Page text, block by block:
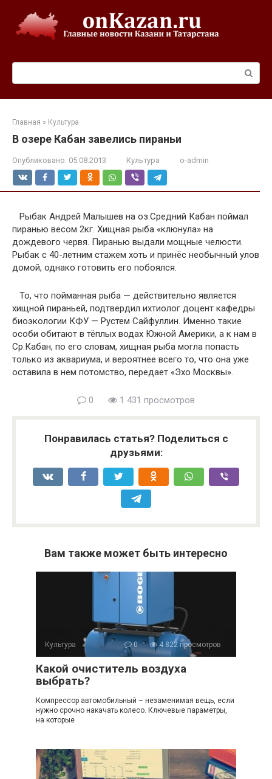
контенту
Главная » Культура
В озере Кабан завелись пираньи
Опубликовано: 05.08.2013 Культура o-admin
Рыбак Андрей Малышев на оз.Средний Кабан поймал
пиранью весом 2кг. Хищная рыба «клюнула» на
дождевого червя. Пиранью выдали мощные челюсти.
Рыбак с 40-летним стажем хоть и принёс необычный улов
домой, однако готовить его побоялся.
То, что пойманная рыба — действительно является
хищной пираньей, подтвердил ихтиолог доцент кафедры
биоэкологии КФУ — Рустем Сайфуллин. Именно такие
особи обитают в тёплых водах Южной Америки, а к нам в
Ср.Кабан, по его словам, хищная рыба могла попасть
только из аквариума, и вероятнее всего то, что она уже
оставила в нем потомство, передает «Эхо Москвы».
0 1 431 просмотров
Понравилась статья? Поделиться с
друзьями:
Вам также может быть интересно
Культура 0 4 822 просмотров
Какой очиститель воздуха
выбрать?
Компрессор автомобильный – незаменимая вещь, если
нужно срочно накачать колесо. Ключевые параметры,
на которые